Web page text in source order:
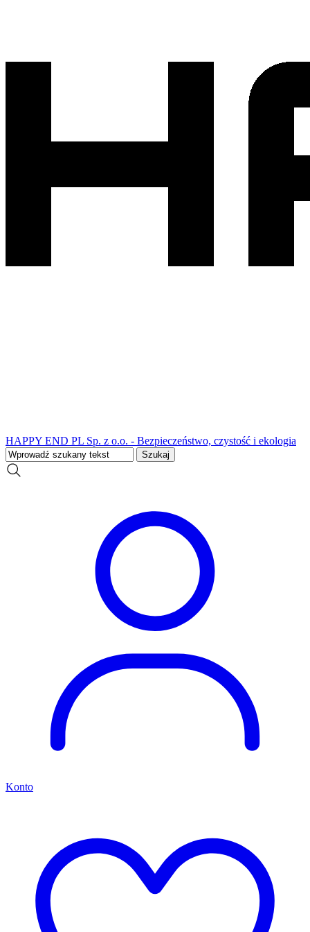
HAPPY END PL Sp. z o.o. - Bezpieczeństwo, czystość i ekologia
Konto